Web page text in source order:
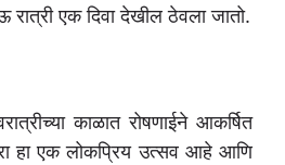
रात्री एक दिवा देखील ठेवला जातो.
काळात रोषणाईने आकर्षित
हा एक लोकप्रिय उत्सव आहे आणि